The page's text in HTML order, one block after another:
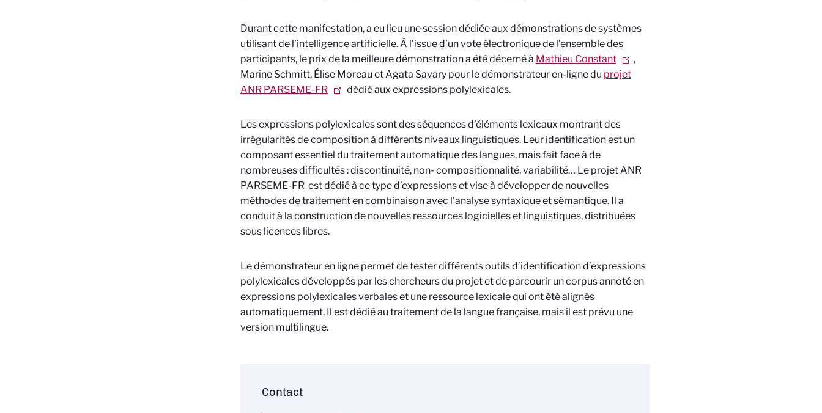
Durant cette manifestation, a eu lieu une session dédiée aux démonstrations de systèmes
utilisant de l’intelligence artificielle. À l’issue d’un vote électronique de l’ensemble des
participants, le prix de la meilleure démonstration a été décerné à Mathieu Constant
,
Marine Schmitt, Élise Moreau et Agata Savary pour le démonstrateur en-ligne du projet
ANR PARSEME-FR
dédié aux expressions polylexicales.
Les expressions polylexicales sont des séquences d’éléments lexicaux montrant des
irrégularités de composition à différents niveaux linguistiques. Leur identification est un
composant essentiel du traitement automatique des langues, mais fait face à de
nombreuses difficultés : discontinuité, non- compositionnalité, variabilité… Le projet ANR
PARSEME-FR est dédié à ce type d’expressions et vise à développer de nouvelles
méthodes de traitement en combinaison avec l’analyse syntaxique et sémantique. Il a
conduit à la construction de nouvelles ressources logicielles et linguistiques, distribuées
sous licences libres.
Le démonstrateur en ligne permet de tester différents outils d’identification d’expressions
polylexicales développés par les chercheurs du projet et de parcourir un corpus annoté en
expressions polylexicales verbales et une ressource lexicale qui ont été alignés
automatiquement. Il est dédié au traitement de la langue française, mais il est prévu une
version multilingue.
Contact